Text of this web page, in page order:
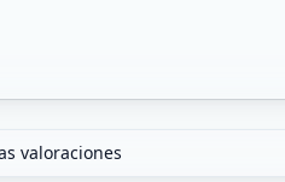
valoraciones